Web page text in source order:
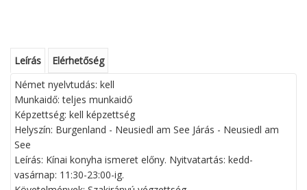
Leírás
Elérhetőség
Német nyelvtudás: kell
Munkaidő: teljes munkaidő
Képzettség: kell képzettség
Helyszín: Burgenland - Neusiedl am See Járás - Neusiedl am
See
Leírás: Kínai konyha ismeret előny. Nyitvatartás: kedd-
vasárnap: 11:30-23:00-ig.